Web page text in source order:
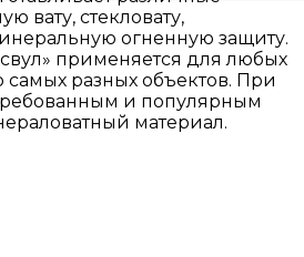
вату, стекловату,
огненную защиту.
применяется для любых
самых разных объектов. При
и популярным
материал.